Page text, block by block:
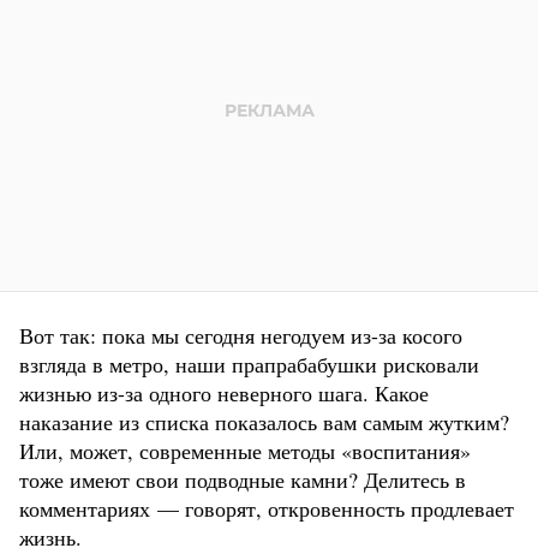
Вот так: пока мы сегодня негодуем из-за косого
взгляда в метро, наши прапрабабушки рисковали
жизнью из-за одного неверного шага. Какое
наказание из списка показалось вам самым жутким?
Или, может, современные методы «воспитания»
тоже имеют свои подводные камни? Делитесь в
комментариях — говорят, откровенность продлевает
жизнь.